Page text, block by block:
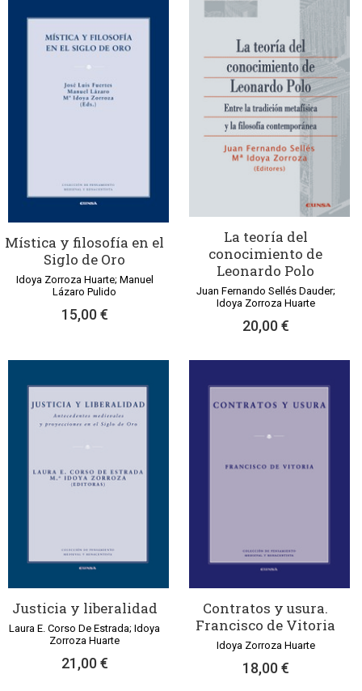
Mística y filosofía en el
Siglo de Oro
Idoya Zorroza Huarte; Manuel
Lázaro Pulido
15,00 €
La teoría del
conocimiento de
Leonardo Polo
Juan Fernando Sellés Dauder;
Idoya Zorroza Huarte
20,00 €
Justicia y liberalidad
Laura E. Corso De Estrada; Idoya
Zorroza Huarte
21,00 €
Contratos y usura.
Francisco de Vitoria
Idoya Zorroza Huarte
18,00 €